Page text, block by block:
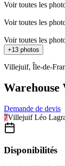
Voir toutes les
Voir toutes les
Voir toutes les
+13 photos
Villejuif, Île-de-
Demande de devis
7Villejuif Léo
Disponibilités